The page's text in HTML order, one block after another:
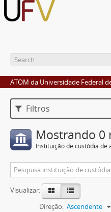
ATOM da Universidade Federal
Filtros
Mostrando 0
Instituição de custódia de
Visualizar:
Direção: Ascendente